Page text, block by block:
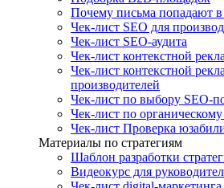
Почему письма попадают
Чек-лист SEO для
Чек-лист SEO-аудита
Чек-лист контекстной
Чек-лист контекстной
производителей
Чек-лист по выбору SEO-
Чек-лист по
Чек-лист Проверка
Материалы по стратегиям
Шаблон разработки
Видеокурс для